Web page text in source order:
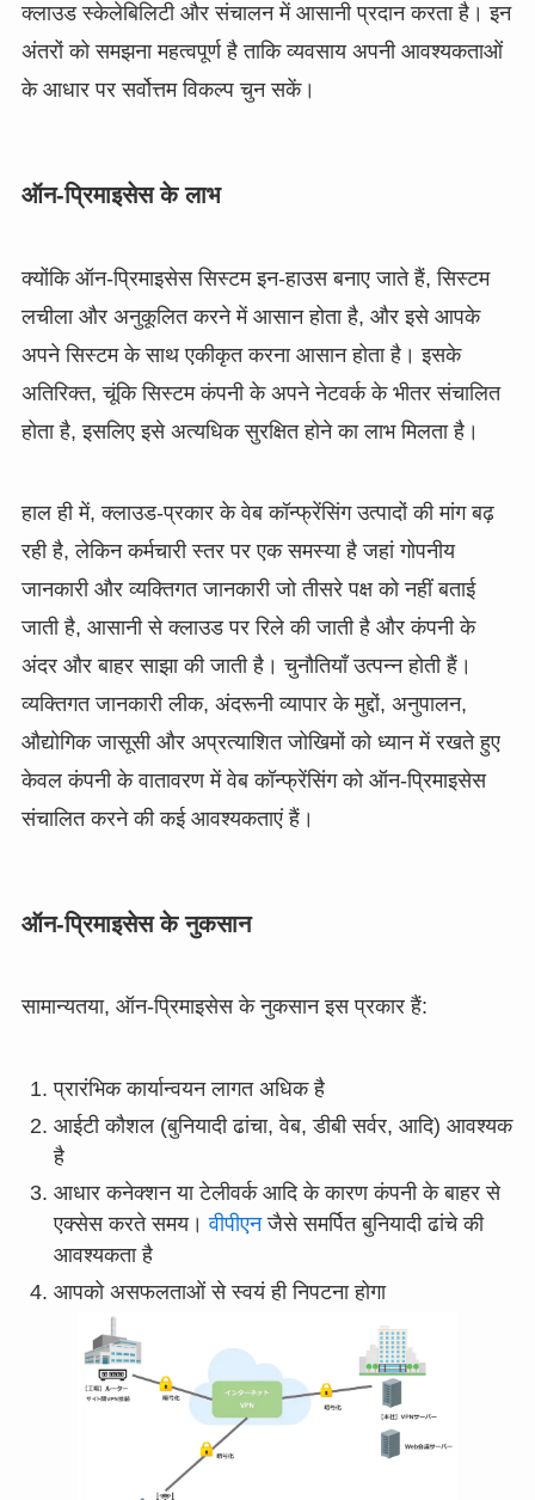
क्लाउड स्केलेबिलिटी और संचालन में आसानी प्रदान करता है। इन
अंतरों को समझना महत्वपूर्ण है ताकि व्यवसाय अपनी आवश्यकताओं
के आधार पर सर्वोत्तम विकल्प चुन सकें।
ऑन-प्रिमाइसेस के लाभ
क्योंकि ऑन-प्रिमाइसेस सिस्टम इन-हाउस बनाए जाते हैं, सिस्टम
लचीला और अनुकूलित करने में आसान होता है, और इसे आपके
अपने सिस्टम के साथ एकीकृत करना आसान होता है। इसके
अतिरिक्त, चूंकि सिस्टम कंपनी के अपने नेटवर्क के भीतर संचालित
होता है, इसलिए इसे अत्यधिक सुरक्षित होने का लाभ मिलता है।
हाल ही में, क्लाउड-प्रकार के वेब कॉन्फ्रेंसिंग उत्पादों की मांग बढ़
रही है, लेकिन कर्मचारी स्तर पर एक समस्या है जहां गोपनीय
जानकारी और व्यक्तिगत जानकारी जो तीसरे पक्ष को नहीं बताई
जाती है, आसानी से क्लाउड पर रिले की जाती है और कंपनी के
अंदर और बाहर साझा की जाती है। चुनौतियाँ उत्पन्न होती हैं।
व्यक्तिगत जानकारी लीक, अंदरूनी व्यापार के मुद्दों, अनुपालन,
औद्योगिक जासूसी और अप्रत्याशित जोखिमों को ध्यान में रखते हुए
केवल कंपनी के वातावरण में वेब कॉन्फ्रेंसिंग को ऑन-प्रिमाइसेस
संचालित करने की कई आवश्यकताएं हैं।
ऑन-प्रिमाइसेस के नुकसान
सामान्यतया, ऑन-प्रिमाइसेस के नुकसान इस प्रकार हैं:
प्रारंभिक कार्यान्वयन लागत अधिक है
आईटी कौशल (बुनियादी ढांचा, वेब, डीबी सर्वर, आदि) आवश्यक
है
आधार कनेक्शन या टेलीवर्क आदि के कारण कंपनी के बाहर से
एक्सेस करते समय।वीपीएनजैसे समर्पित बुनियादी ढांचे की
आवश्यकता है
आपको असफलताओं से स्वयं ही निपटना होगा